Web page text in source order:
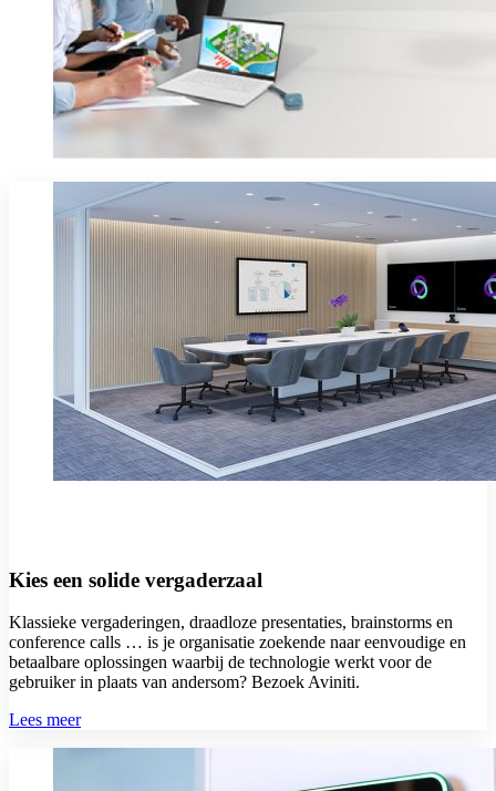
Kies een solide vergaderzaal
Klassieke vergaderingen, draadloze presentaties, brainstorms en
conference calls … is je organisatie zoekende naar eenvoudige en
betaalbare oplossingen waarbij de technologie werkt voor de
gebruiker in plaats van andersom? Bezoek Aviniti.
Lees meer